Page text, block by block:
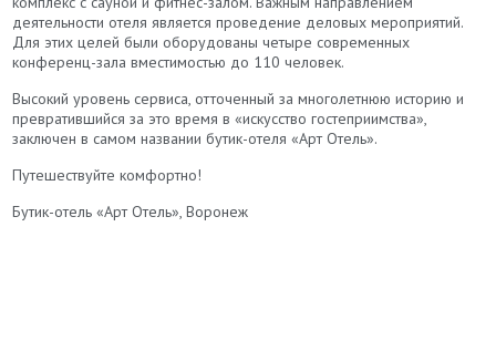
деятельности отеля является проведение деловых мероприятий.
Для этих целей были оборудованы четыре современных
конференц-зала вместимостью до 110 человек.
Высокий уровень сервиса, отточенный за многолетнюю историю и
превратившийся за это время в «искусство гостеприимства»,
заключен в самом названии бутик-отеля «Арт Отель».
Путешествуйте комфортно!
Бутик-отель «Арт Отель», Воронеж